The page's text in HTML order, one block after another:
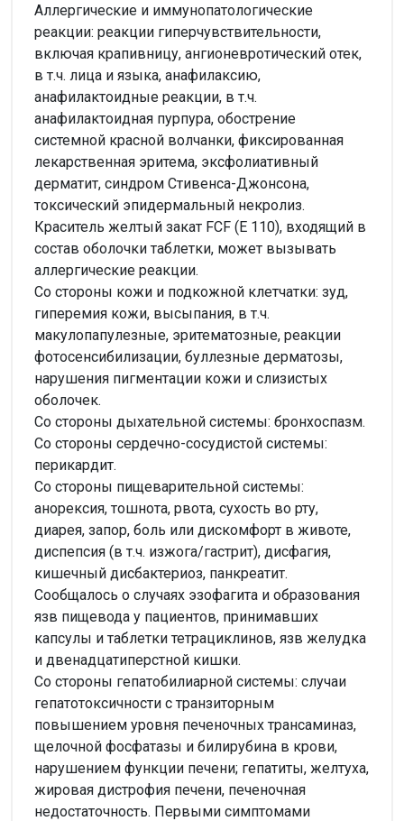
Аллергические и иммунопатологические
реакции: реакции гиперчувствительности,
включая крапивницу, ангионевротический отек,
в т.ч. лица и языка, анафилаксию,
анафилактоидные реакции, в т.ч.
анафилактоидная пурпура, обострение
системной красной волчанки, фиксированная
лекарственная эритема, эксфолиативный
дерматит, синдром Стивенса-Джонсона,
токсический эпидермальный некролиз.
Краситель желтый закат FCF (Е 110), входящий в
состав оболочки таблетки, может вызывать
аллергические реакции.
Со стороны кожи и подкожной клетчатки: зуд,
гиперемия кожи, высыпания, в т.ч.
макулопапулезные, эритематозные, реакции
фотосенсибилизации, буллезные дерматозы,
нарушения пигментации кожи и слизистых
оболочек.
Со стороны дыхательной системы: бронхоспазм.
Со стороны сердечно-сосудистой системы:
перикардит.
Со стороны пищеварительной системы:
анорексия, тошнота, рвота, сухость во рту,
диарея, запор, боль или дискомфорт в животе,
диспепсия (в т.ч. изжога/гастрит), дисфагия,
кишечный дисбактериоз, панкреатит.
Сообщалось о случаях эзофагита и образования
язв пищевода у пациентов, принимавших
капсулы и таблетки тетрациклинов, язв желудка
и двенадцатиперстной кишки.
Со стороны гепатобилиарной системы: случаи
гепатотоксичности с транзиторным
повышением уровня печеночных трансаминаз,
щелочной фосфатазы и билирубина в крови,
нарушением функции печени; гепатиты, желтуха,
жировая дистрофия печени, печеночная
недостаточность. Первыми симптомами